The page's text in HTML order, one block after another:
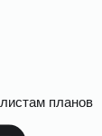
планов